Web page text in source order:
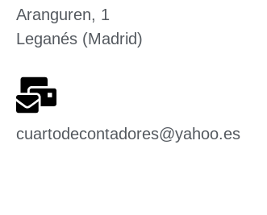
Aranguren, 1
Leganés (Madrid)
cuartodecontadores@yahoo.es